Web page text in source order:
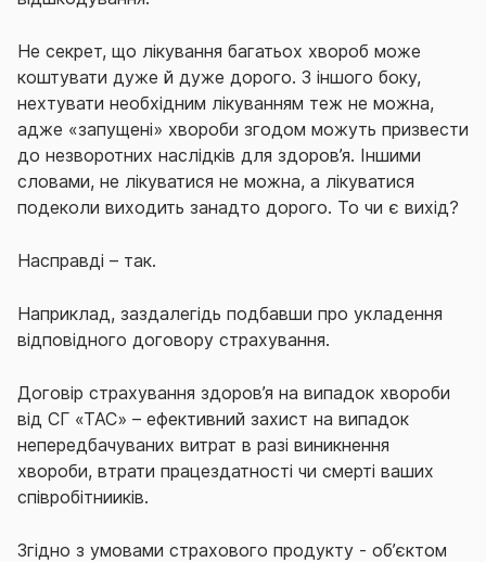
Не секрет, що лікування багатьох хвороб може
коштувати дуже й дуже дорого. З іншого боку,
нехтувати необхідним лікуванням теж не можна,
адже «запущені» хвороби згодом можуть призвести
до незворотних наслідків для здоров’я. Іншими
словами, не лікуватися не можна, а лікуватися
подеколи виходить занадто дорого. То чи є вихід?
Насправді – так.
Наприклад, заздалегідь подбавши про укладення
відповідного договору страхування.
Договір страхування здоров’я на випадок хвороби
від СГ «ТАС» – ефективний захист на випадок
непередбачуваних витрат в разі виникнення
хвороби, втрати працездатності чи смерті ваших
співробітнииків.
Згідно з умовами страхового продукту - об’єктом